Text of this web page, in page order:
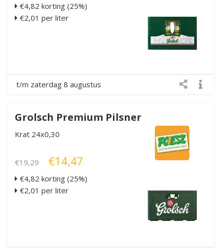
€4,82 korting (25%)
€2,01 per liter
t/m zaterdag 8 augustus
Grolsch Premium Pilsner
Krat 24x0,30
€19,29 €14,47
€4,82 korting (25%)
€2,01 per liter